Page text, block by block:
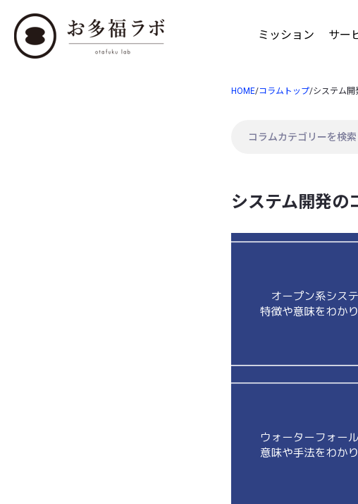
ミッション サー
HOME/コラムトップ/システム開
システム開発の